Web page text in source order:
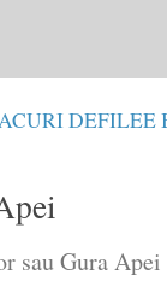
DEFILEE
sau Gura